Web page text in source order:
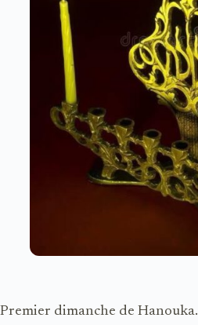
Premier dimanche de Hanouka.